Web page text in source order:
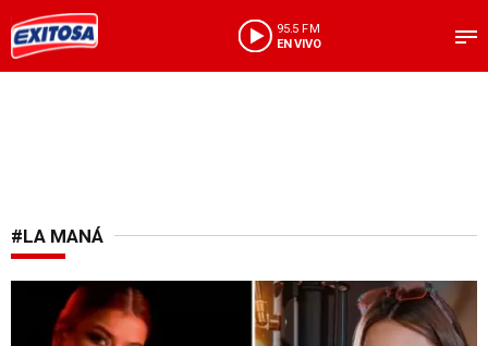
95.5 FM
EN VIVO
#LA MANÁ
TikToker sacó pruebas